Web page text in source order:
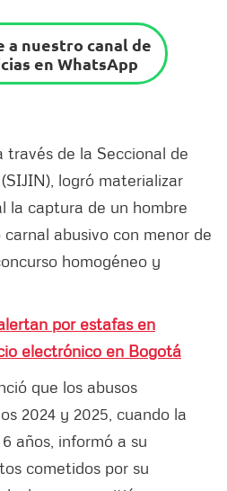
a nuestro canal de
en WhatsApp
a través de la Seccional de
logró materializar
la captura de un hombre
abusivo con menor de
homogéneo y
por estafas en
electrónico en Bogotá
que los abusos
2024 y 2025, cuando la
años, informó a su
cometidos por su